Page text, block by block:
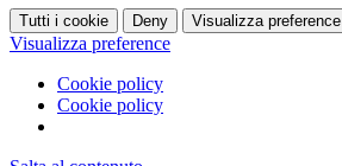
Tutti i cookie Deny Visualizza preference
Visualizza preference
Cookie policy
Cookie policy